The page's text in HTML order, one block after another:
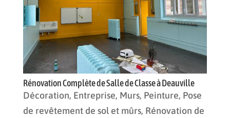
Rénovation Complète de Salle de Classe à Deauville
Décoration, Entreprise, Murs, Peinture, Pose
de revêtement de sol et mûrs, Rénovation de